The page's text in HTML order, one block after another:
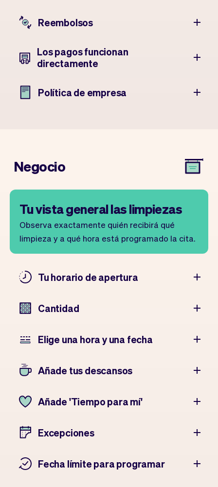
Reembolsos
Los pagos funcionan
directamente
Política de empresa
Negocio
Tu vista general las limpiezas
Observa exactamente quién recibirá qué
limpieza y a qué hora está programado la cita.
Tu horario de apertura
Cantidad
Elige una hora y una fecha
Añade tus descansos
Añade 'Tiempo para mí'
Excepciones
Fecha límite para programar